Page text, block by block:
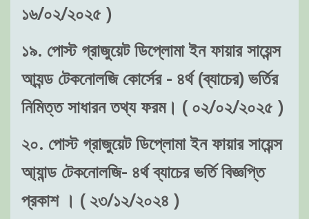
১৬/০২/২০২৫ )
১৯. পোস্ট গ্রাজুয়েট ডিপ্লোমা ইন ফায়ার সায়েন্স
আ্যন্ড টেকনোলজি কোর্সের - ৪র্থ (ব্যাচের) ভর্তির
নিমিত্ত সাধারন তথ্য ফরম। ( ০২/০২/২০২৫ )
২০. পোস্ট গ্রাজুয়েট ডিপ্লোমা ইন ফায়ার সায়েন্স
আ্যান্ড টেকনোলজি- ৪র্থ ব্যাচের ভর্তি বিজ্ঞপ্তি
প্রকাশ । ( ২৩/১২/২০২৪ )